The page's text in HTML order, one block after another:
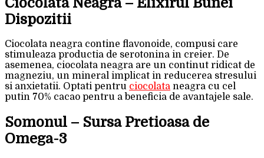
Dispozitii
Ciocolata neagra contine flavonoide, compusi care
stimuleaza productia de serotonina in creier. De
asemenea, ciocolata neagra are un continut ridicat de
magneziu, un mineral implicat in reducerea stresului
si anxietatii. Optati pentru ciocolata neagra cu cel
putin 70% cacao pentru a beneficia de avantajele sale.
Somonul – Sursa Pretioasa de
Omega-3